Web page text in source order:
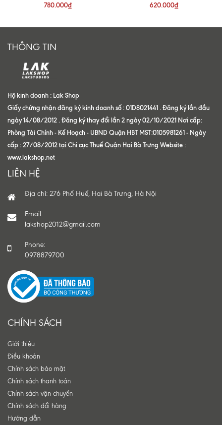
780.000₫
620.000₫
THÔNG TIN
Hộ kinh doanh : Lak Shop
Giấy chứng nhận đăng ký kinh doanh số : 01D8021441 . Đăng ký lần đầu
ngày 14/08/2012 . Đăng ký thay đổi lần 2 ngày 02/10/2021 Nơi cấp:
Phòng Tài Chính - Kế Hoạch - UBND Quận HBT MST:0105981261 - Ngày
cấp : 27/08/2012 tại Chi cục Thuế Quận Hai Bà Trưng Website :
www.lakshop.net
LIÊN HỆ
Địa chỉ: 276 Phố Huế, Hai Bà Trưng, Hà Nội
Email:
lakshop2012@gmail.com
Phone:
0978879700
CHÍNH SÁCH
Giới thiệu
Điều khoản
Chính sách bảo mật
Chính sách thanh toán
Chính sách vận chuyển
Chính sách đổi hàng
Hướng dẫn